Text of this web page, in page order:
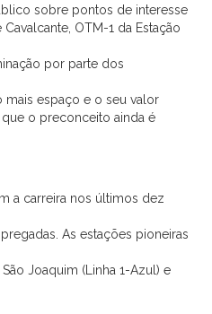
sobre pontos de interesse
OTM-1 da Estação
por parte dos
mais espaço e o seu valor
o preconceito ainda é
a carreira nos últimos dez
As estações pioneiras
Joaquim (Linha 1-Azul) e